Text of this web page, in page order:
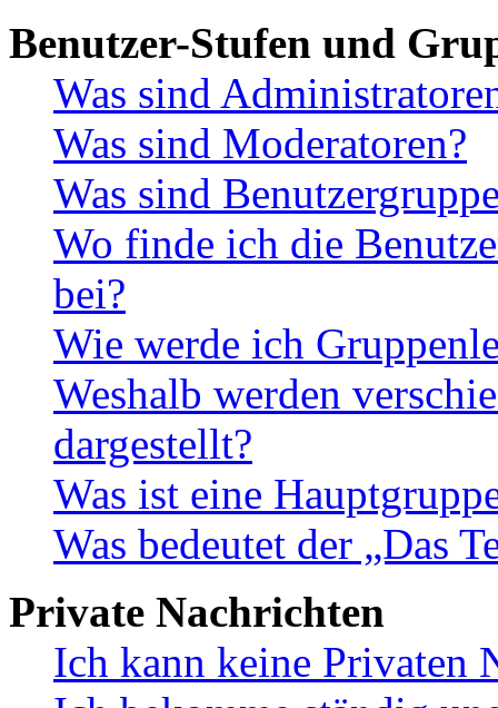
Benutzer-Stufen und
Was sind
Was sind Moderatoren?
Was sind
Wo finde ich die
bei?
Wie werde ich
Weshalb werden
dargestellt?
Was ist eine
Was bedeutet der „Das
Private Nachrichten
Ich kann keine Privaten